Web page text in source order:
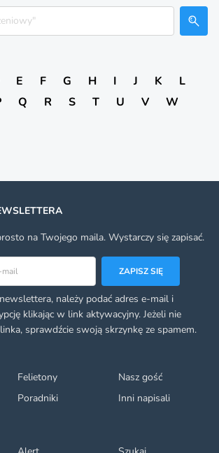
E F G H I J K
L
Q R S T U V
W
Felietony
Nasz gość
Poradniki
Inni napisali
na Twojego maila. Wystarczy się zapisać.
ZAPISZ SIĘ
należy podać adres e-mail i
klikając w link aktywacyjny. Jeżeli nie
sprawdźcie swoją skrzynkę ze spamem.